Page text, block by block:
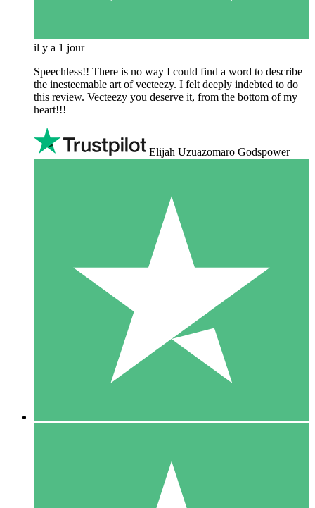
il y a 1 jour
Speechless!! There is no way I could find a word to describe
the inesteemable art of vecteezy. I felt deeply indebted to do
this review. Vecteezy you deserve it, from the bottom of my
heart!!!
Elijah Uzuazomaro Godspower